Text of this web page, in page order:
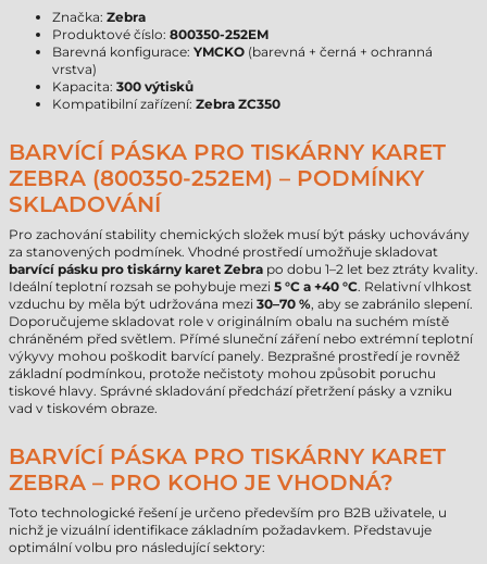
Značka: Zebra
Produktové číslo: 800350-252EM
Barevná konfigurace: YMCKO (barevná + černá + ochranná
vrstva)
Kapacita: 300 výtisků
Kompatibilní zařízení: Zebra ZC350
BARVÍCÍ PÁSKA PRO TISKÁRNY KARET
ZEBRA (800350-252EM) – PODMÍNKY
SKLADOVÁNÍ
Pro zachování stability chemických složek musí být pásky uchovávány
za stanovených podmínek. Vhodné prostředí umožňuje skladovat
barvící pásku pro tiskárny karet Zebra po dobu 1–2 let bez ztráty kvality.
Ideální teplotní rozsah se pohybuje mezi 5 °C a +40 °C. Relativní vlhkost
vzduchu by měla být udržována mezi 30–70 %, aby se zabránilo slepení.
Doporučujeme skladovat role v originálním obalu na suchém místě
chráněném před světlem. Přímé sluneční záření nebo extrémní teplotní
výkyvy mohou poškodit barvící panely. Bezprašné prostředí je rovněž
základní podmínkou, protože nečistoty mohou způsobit poruchu
tiskové hlavy. Správné skladování předchází přetržení pásky a vzniku
vad v tiskovém obraze.
BARVÍCÍ PÁSKA PRO TISKÁRNY KARET
ZEBRA – PRO KOHO JE VHODNÁ?
Toto technologické řešení je určeno především pro B2B uživatele, u
nichž je vizuální identifikace základním požadavkem. Představuje
optimální volbu pro následující sektory: